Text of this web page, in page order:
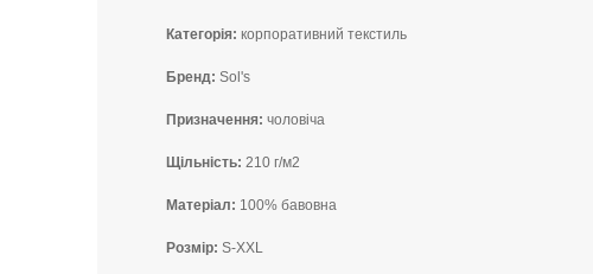
Категорія: корпоративний текстиль
Бренд: Sol's
Призначення: чоловіча
Щільність: 210 г/м2
Матеріал: 100% бавовна
Розмір: S-XXL